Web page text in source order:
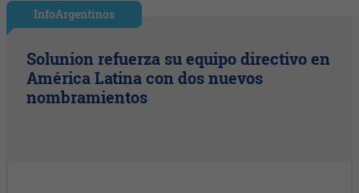
InfoArgentinos
Solunion refuerza su equipo directivo en
América Latina con dos nuevos
nombramientos